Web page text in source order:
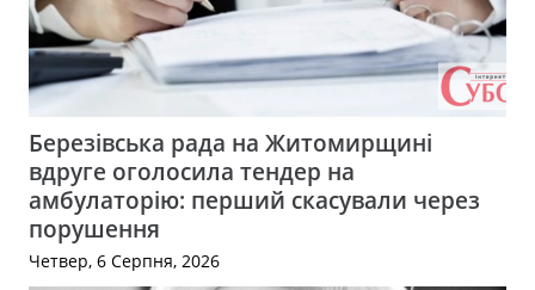
Березівська рада на Житомирщині
вдруге оголосила тендер на
амбулаторію: перший скасували через
порушення
Четвер, 6 Серпня, 2026